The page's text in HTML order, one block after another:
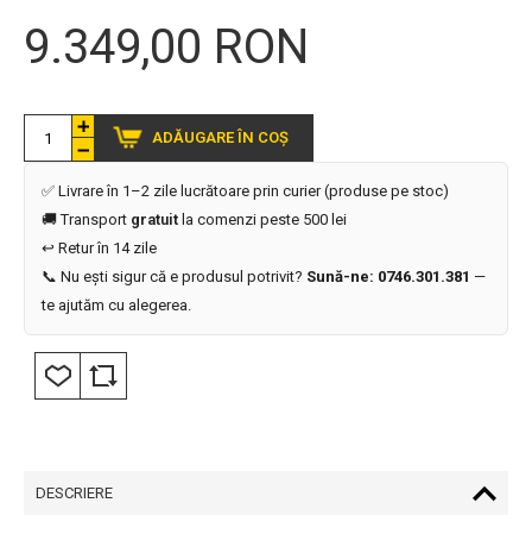
9.349,00 RON
ADĂUGARE ÎN COȘ
✅ Livrare în 1–2 zile lucrătoare prin curier (produse pe stoc)
🚚 Transport gratuit la comenzi peste 500 lei
↩️ Retur în 14 zile
📞 Nu ești sigur că e produsul potrivit? Sună-ne: 0746.301.381 —
te ajutăm cu alegerea.
DESCRIERE